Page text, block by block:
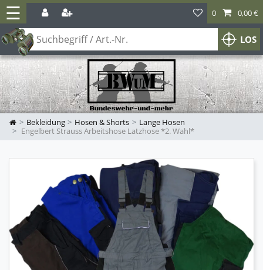
☰
LOS
0 0,00 €
Bekleidung Hosen & Shorts
Lange Hosen
Engelbert Strauss Arbeitshose Latzhose *2. Wahl*